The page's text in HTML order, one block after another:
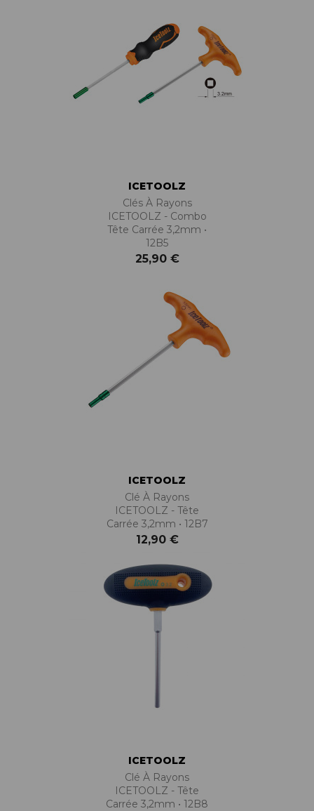
ICETOOLZ
Clés À Rayons
ICETOOLZ - Combo
Tête Carrée 3,2mm •
12B5
25,90 €
ICETOOLZ
Clé À Rayons
ICETOOLZ - Tête
Carrée 3,2mm • 12B7
12,90 €
ICETOOLZ
Clé À Rayons
ICETOOLZ - Tête
Carrée 3,2mm • 12B8